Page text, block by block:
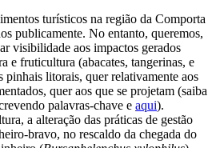
turísticos na região da Comporta
publicamente. No entanto, queremos,
visibilidade aos impactos gerados
e fruticultura (abacates, tangerinas, e
pinhais litorais, quer relativamente aos
quer aos que se projetam (saiba
palavras-chave e aqui).
a alteração das práticas de gestão
bravo, no rescaldo da chegada do